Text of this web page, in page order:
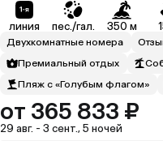
линия пес./гал. 350 м
Двухкомнатные номера
Премиальный отдых
Пляж с «Голубым флагом»
от 365 833 ₽
29 авг. - 3 сент., 5 ночей